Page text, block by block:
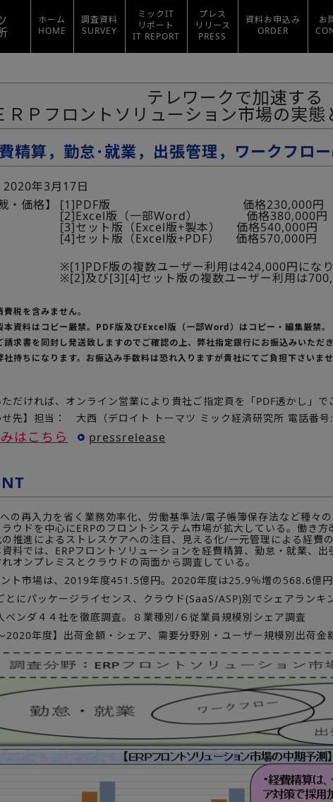
ホーム
HOME
調査資料
SURVEY
ミックIT
リポート
IT REPORT
プレス
リリース
PRESS
資料お申込み
ORDER
お
テレワークで加速する
ＲＰフロントソリューション市場の実
精算，勤怠･就業，出張管理，ワークフロ
2020年3月17日
・価格】
[1]PDF版 価格230,000円
[2]Excel版（一部Word） 価格380,000円
[3]セット版（Excel版+製本） 価格540,000円
[4]セット版（Excel版+PDF） 価格570,000円
※[1]PDF版の複数ユーザー利用は424,000円になり
※[2]及び[3][4]セット版の複数ユーザー利用は
税を含みません。
本資料はコピー厳禁。PDF版及びExcel版（一部Word）はコピー・編集厳禁。
求書を同封し発送致しますのでご確認の上、弊社指定銀行にお振込みいただ
持ちになります。お振込み手数料は恐れ入りますが貴社にてご負担下さいませ
だければ、オンライン営業により貴社ご指定頁を「PDF透かし」で
せ先】担当： 大西（デロイト トーマツ ミック経済研究所 電話番
はこちら pressrelease
の再入力を省く業務効率化、労働基準法/電子帳簿保存法など種々
ウドを中心にERPのフロントシステム市場が拡大している。働き方
推進によるストレスケアへの注目、見える化/一元管理による経費
料では、ERPフロントソリューションを経費精算、勤怠・就業、
オンプレミスとクラウドの両面から調査している。
ント市場は、2019年度451.5億円。2020年度は25.9％増の568.6億
にパッケージライセンス、クラウド(SaaS/ASP)別でシェアランキ
ンダ４４社を徹底調査。８業種別/６従業員規模別シェア調査
年度】出荷金額・シェア、需要分野別・ユーザー規模別出荷金